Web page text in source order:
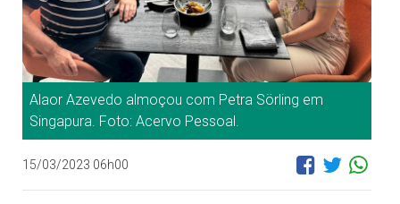
Alaor Azevedo almoçou com Petra Sörling em
Singapura. Foto: Acervo Pessoal.
15/03/2023 06h00